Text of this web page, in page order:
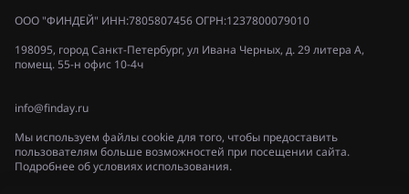
ООО "ФИНДЕЙ" ИНН:7805807456 ОГРН:1237800079010
198095, город Санкт-Петербург, ул Ивана Черных, д. 29 литера А,
помещ. 55-н офис 10-4ч
info@finday.ru
Мы используем файлы cookie для того, чтобы предоставить
пользователям больше возможностей при посещении сайта.
Подробнее об условиях использования.